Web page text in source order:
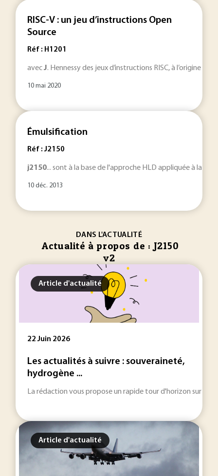
RISC-V : un jeu d’instructions Open
Source
Réf : H1201
avecJ. Hennessy des jeux d’instructions RISC, à l’origine de
10 mai 2020
Émulsification
Réf : J2150
j2150... sont à la base de l'approche HLD appliquée à la
10 déc. 2013
DANS L'ACTUALITÉ
Actualité à propos de : J2150
v2
Article d'actualité
22 Juin 2026
Les actualités à suivre : souveraineté,
hydrogène ...
La rédaction vous propose un rapide tour d'horizon sur les
Article d'actualité